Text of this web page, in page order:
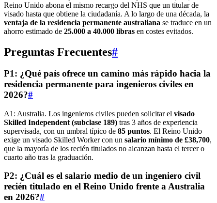
Reino Unido abona el mismo recargo del NHS que un titular de
visado hasta que obtiene la ciudadanía. A lo largo de una década, la
ventaja de la residencia permanente australiana se traduce en un
ahorro estimado de 25.000 a 40.000 libras en costes evitados.
Preguntas Frecuentes#
P1: ¿Qué país ofrece un camino más rápido hacia la
residencia permanente para ingenieros civiles en
2026?#
A1: Australia. Los ingenieros civiles pueden solicitar el visado
Skilled Independent (subclase 189) tras 3 años de experiencia
supervisada, con un umbral típico de 85 puntos. El Reino Unido
exige un visado Skilled Worker con un salario mínimo de £38,700,
que la mayoría de los recién titulados no alcanzan hasta el tercer o
cuarto año tras la graduación.
P2: ¿Cuál es el salario medio de un ingeniero civil
recién titulado en el Reino Unido frente a Australia
en 2026?#